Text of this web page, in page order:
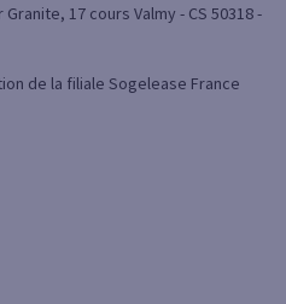
17 cours Valmy - CS 50318 -
de la filiale Sogelease France